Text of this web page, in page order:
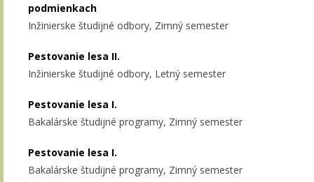
podmienkach
Inžinierske študijné odbory, Zimný semester
Pestovanie lesa II.
Inžinierske študijné odbory, Letný semester
Pestovanie lesa I.
Bakalárske študijné programy, Zimný semester
Pestovanie lesa I.
Bakalárske študijné programy, Zimný semester